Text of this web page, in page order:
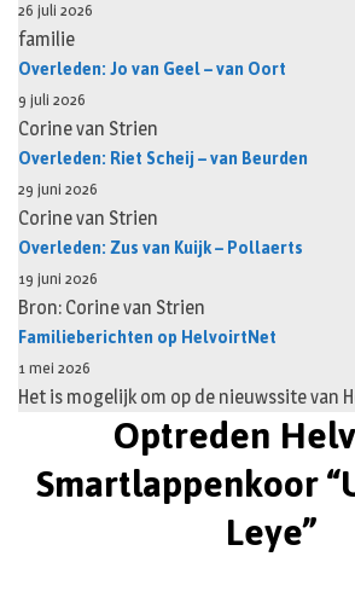
26 juli 2026
familie
Overleden: Jo van Geel – van Oort
9 juli 2026
Corine van Strien
Overleden: Riet Scheij – van Beurden
29 juni 2026
Corine van Strien
Overleden: Zus van Kuijk – Pollaerts
19 juni 2026
Bron: Corine van Strien
Familieberichten op HelvoirtNet
1 mei 2026
Het is mogelijk om op de nieuwssite van
Optreden
Smartlappenkoor
Leye”